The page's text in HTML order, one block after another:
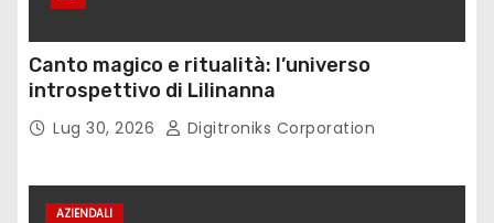
Canto magico e ritualità: l’universo
introspettivo di Lilinanna
Lug 30, 2026 Digitroniks Corporation
AZIENDALI